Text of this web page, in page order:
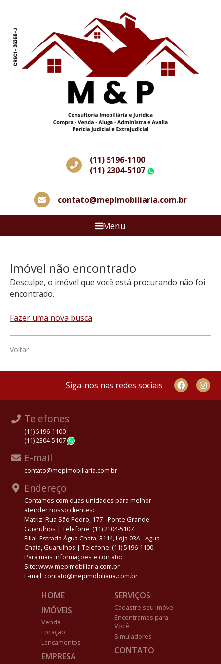
(11) 5196-1100
(11) 2304-5107
contato@mepimobiliaria.com.br
Menu
Imóvel não encontrado
Desculpe, o imóvel que você está procurando não foi
encontrado.
Fazer uma nova busca
Voltar
Siga-nos nas redes sociais
Telefones
(11) 5196-1100
(11) 2304-5107
E-mail
contato@mepimobiliaria.com.br
Endereço
Contamos com duas unidades para melhor
atender nosso clientes:
Matriz: Rua São Pedro, 177 - Ponte Grande
Guarulhos | Telefone: (11) 2304-5107
Filial: Estrada Água Chata, 3114, Loja 03A - Água
Chata, Guarulhos | Telefone: (11) 5196-1100
Para mais informações e contato:
Site: www.mepimobiliaria.com.br
E-mail: contato@mepimobiliaria.com.br
HOME
IMÓVEIS
Venda
Locação
Lançamentos
EMPRESA
SERVIÇOS
Cadastre seu Imóvel
Encontramos para
Você
Simuladores
CONTATO